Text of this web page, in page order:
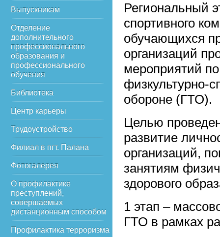
Выпускникам
Отделение
дополнительного
профессионального
образования и
профессионального
обучения
Библиотека
Центр карьеры
Трудоустройство
Филиал в пгт. Палана
Фотогалерея
О профилактике
преступлений,
совершаемых
дистанционным способом
Профилактика терроризма
Региональный
спортивного
обучающихся
организаций
мероприятий
физкультурно-
обороне (ГТО).
Целью
развитие
организаций,
занятиям
здорового
1 этап –
ГТО в рамках